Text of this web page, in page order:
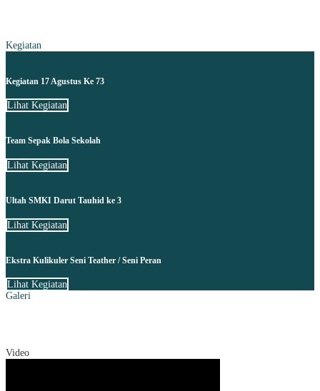
Kegiatan
Kegiatan 17 Agustus Ke 73
Lihat Kegiatan
Team Sepak Bola Sekolah
Lihat Kegiatan
Ultah SMKI Darut Tauhid ke 3
Lihat Kegiatan
Ekstra Kulikuler Seni Teather / Seni Peran
Lihat Kegiatan
Galeri
Video